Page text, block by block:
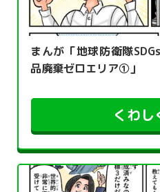
まんが「地球防衛隊
品廃棄ゼロエリア①」
くわし